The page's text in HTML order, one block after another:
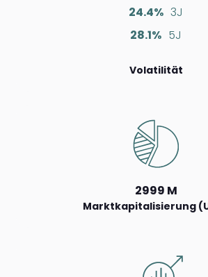
24.4% 3J
28.1% 5J
Volatilität
2999 M
Marktkapitalisierung